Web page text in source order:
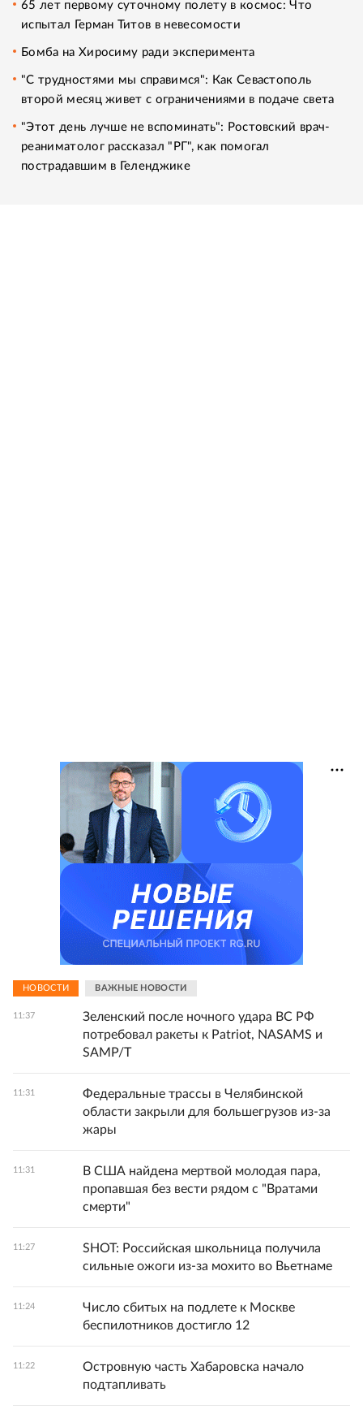
65 лет первому суточному полету в космос: Что
испытал Герман Титов в невесомости
Бомба на Хиросиму ради эксперимента
"С трудностями мы справимся": Как Севастополь
второй месяц живет с ограничениями в подаче света
"Этот день лучше не вспоминать": Ростовский врач-
реаниматолог рассказал "РГ", как помогал
пострадавшим в Геленджике
НОВОСТИ ВАЖНЫЕ НОВОСТИ
11:37
Зеленский после ночного удара ВС РФ
потребовал ракеты к Patriot, NASAMS и
SAMP/T
11:31
Федеральные трассы в Челябинской
области закрыли для большегрузов из-за
жары
11:31
В США найдена мертвой молодая пара,
пропавшая без вести рядом с "Вратами
смерти"
11:27
SHOT: Российская школьница получила
сильные ожоги из-за мохито во Вьетнаме
11:24
Число сбитых на подлете к Москве
беспилотников достигло 12
11:22
Островную часть Хабаровска начало
подтапливать